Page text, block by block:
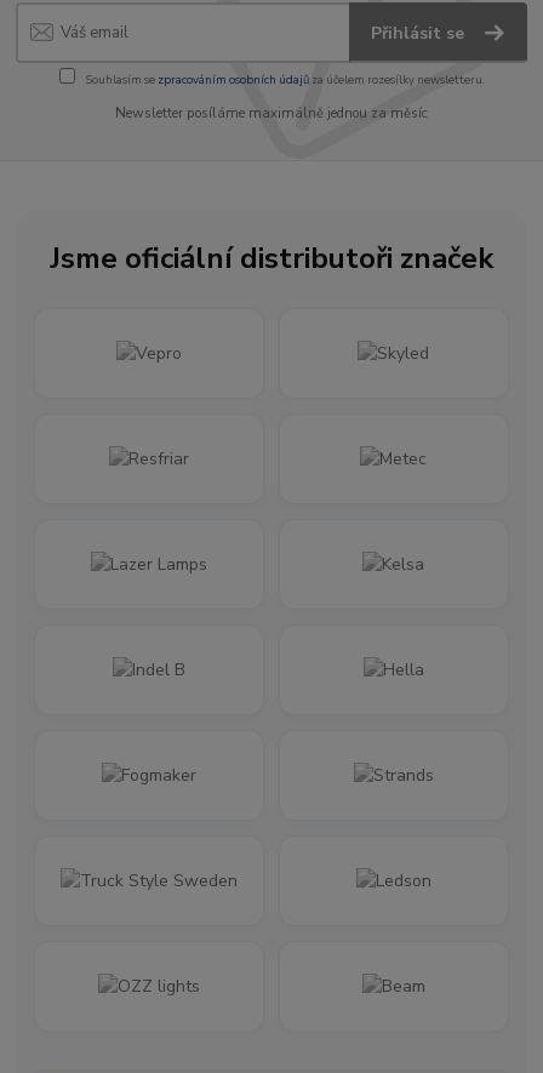
Přihlásit se
Souhlasím se zpracováním osobních údajůza účelem rozesílky newsletteru.
Newsletter posíláme maximálně jednou za měsíc
Jsme oficiální distributoři značek